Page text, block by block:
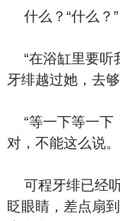
什么？“什么？”
“在浴缸里要听
牙绯越过她，去够
“等一下等一下
对，不能这么说。
可程牙绯已经
眨眼睛，差点扇